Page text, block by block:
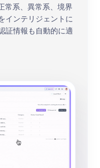
常系、異常系、境界
インテリジェントに
証情報も自動的に適